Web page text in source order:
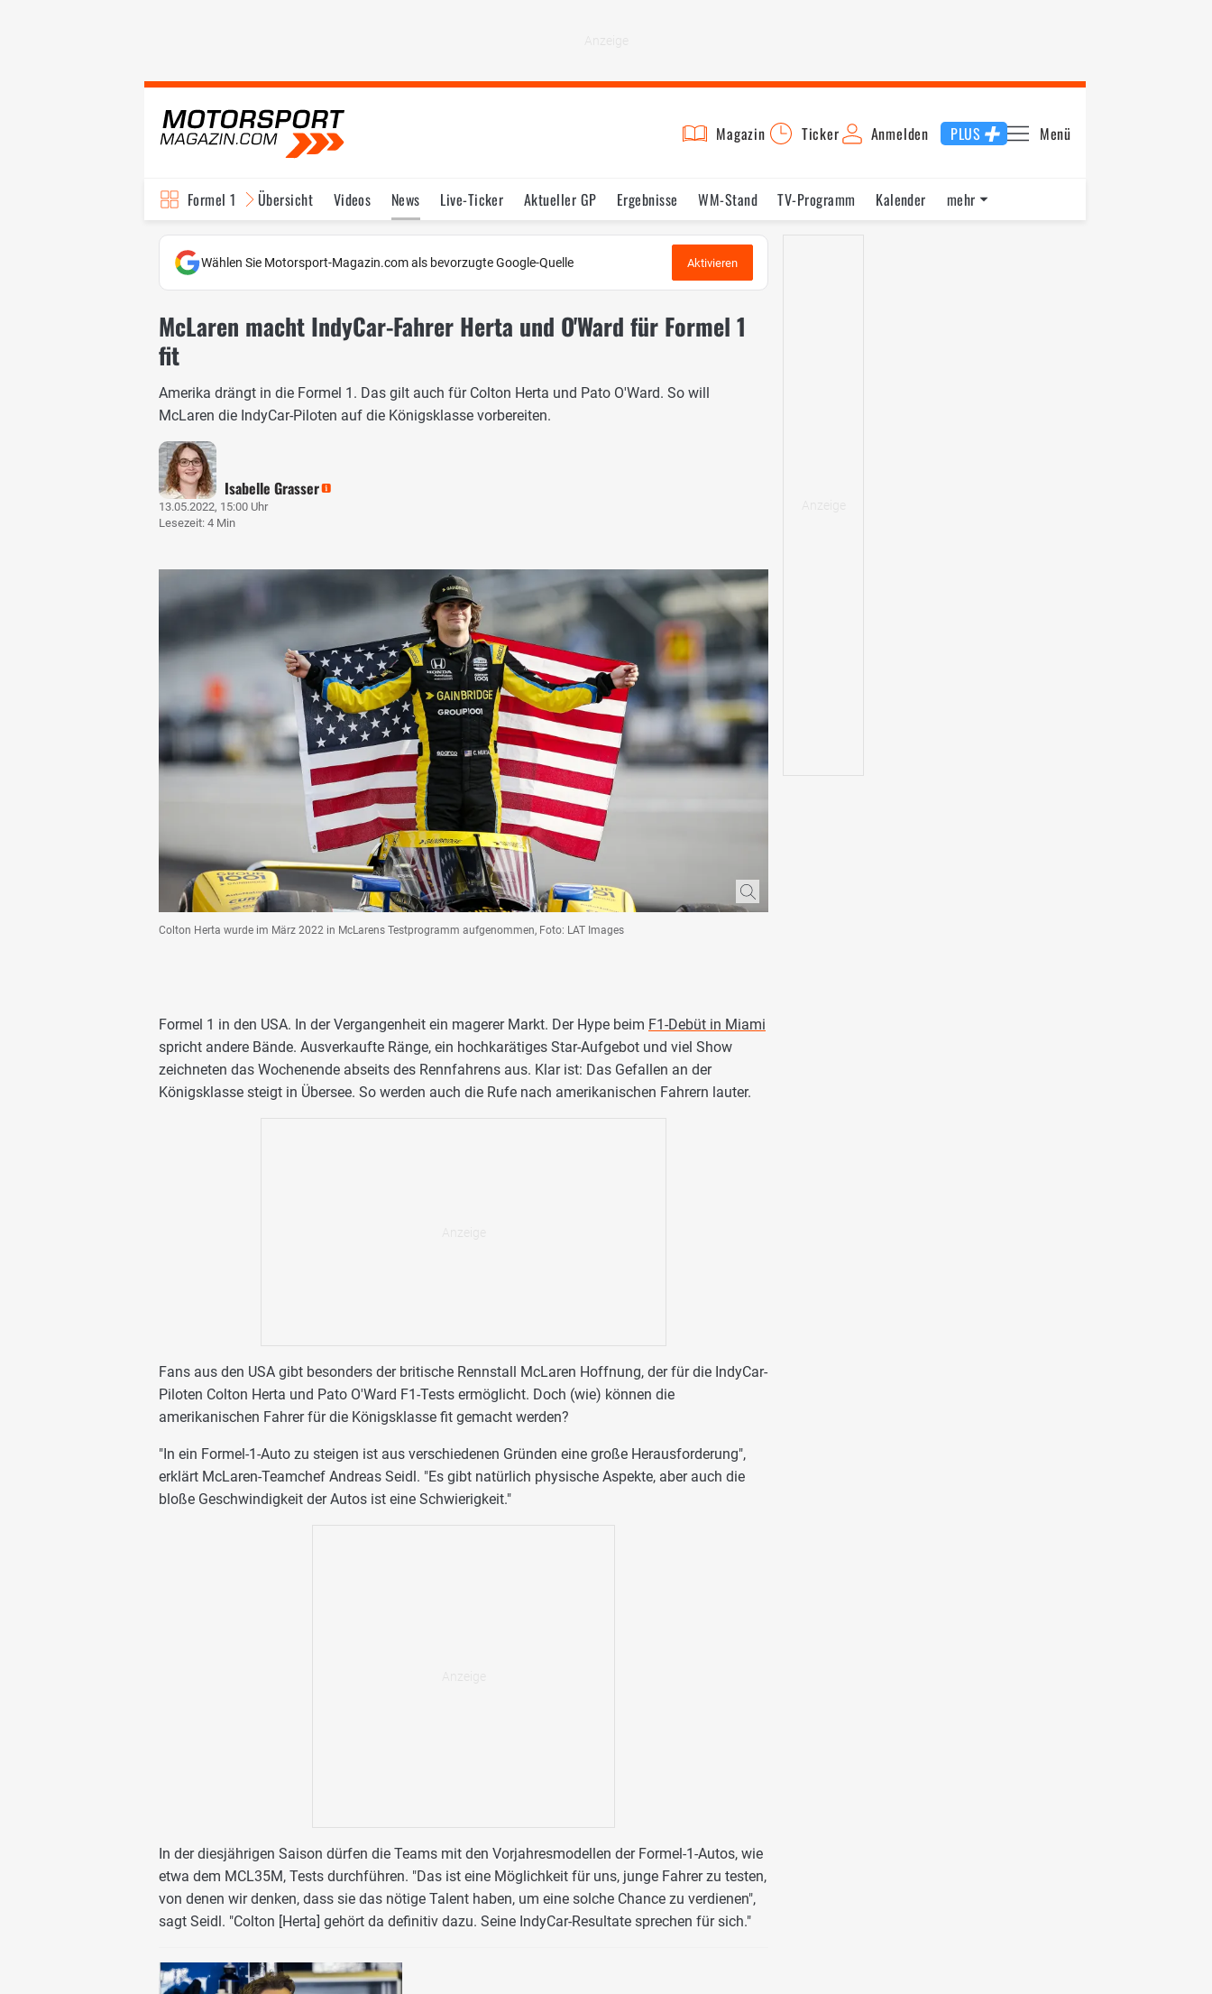
Magazin Ticker Anmelden PLUS Menü
Formel 1 Übersicht Videos News Live-Ticker Aktueller GP Ergebnisse WM-Stand TV-Programm
Kalender
Fahrer & Teams
Bilder Termine Statistik Testfahrten Reglement Lexikon
mehr
Wählen Sie Motorsport-Magazin.com als bevorzugte Google-Quelle Aktivieren
McLaren macht IndyCar-Fahrer Herta und O'Ward für Formel 1
fit
Amerika drängt in die Formel 1. Das gilt auch für Colton Herta und Pato O'Ward. So will
McLaren die IndyCar-Piloten auf die Königsklasse vorbereiten.
Isabelle Grasser
13.05.2022, 15:00 Uhr
Lesezeit: 4 Min
Colton Herta wurde im März 2022 in McLarens Testprogramm aufgenommen, Foto: LAT Images
Formel 1 in den USA. In der Vergangenheit ein magerer Markt. Der Hype beim F1-Debüt in Miami
spricht andere Bände. Ausverkaufte Ränge, ein hochkarätiges Star-Aufgebot und viel Show
zeichneten das Wochenende abseits des Rennfahrens aus. Klar ist: Das Gefallen an der
Königsklasse steigt in Übersee. So werden auch die Rufe nach amerikanischen Fahrern lauter.
Fans aus den USA gibt besonders der britische Rennstall McLaren Hoffnung, der für die IndyCar-
Piloten Colton Herta und Pato O'Ward F1-Tests ermöglicht. Doch (wie) können die
amerikanischen Fahrer für die Königsklasse fit gemacht werden?
"In ein Formel-1-Auto zu steigen ist aus verschiedenen Gründen eine große Herausforderung",
erklärt McLaren-Teamchef Andreas Seidl. "Es gibt natürlich physische Aspekte, aber auch die
bloße Geschwindigkeit der Autos ist eine Schwierigkeit."
In der diesjährigen Saison dürfen die Teams mit den Vorjahresmodellen der Formel-1-Autos, wie
etwa dem MCL35M, Tests durchführen. "Das ist eine Möglichkeit für uns, junge Fahrer zu testen,
von denen wir denken, dass sie das nötige Talent haben, um eine solche Chance zu verdienen",
sagt Seidl. "Colton [Herta] gehört da definitiv dazu. Seine IndyCar-Resultate sprechen für sich."